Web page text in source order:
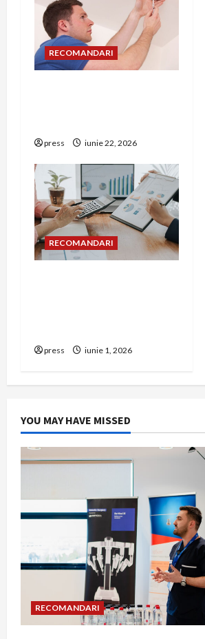
RECOMANDARI
press iunie 22, 2026
RECOMANDARI
press iunie 1, 2026
YOU MAY HAVE MISSED
RECOMANDARI